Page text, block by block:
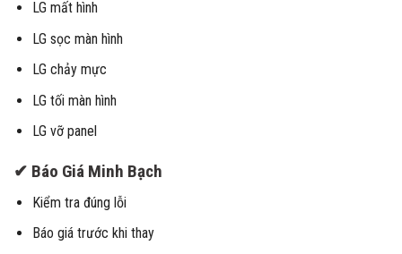
LG mất hình
LG sọc màn hình
LG chảy mực
LG tối màn hình
LG vỡ panel
✔ Báo Giá Minh Bạch
Kiểm tra đúng lỗi
Báo giá trước khi thay